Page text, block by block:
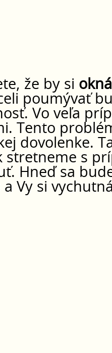
že by si
poumývať
Vo veľa
Tento
dovolenke.
stretneme s
Hneď sa
Vy si